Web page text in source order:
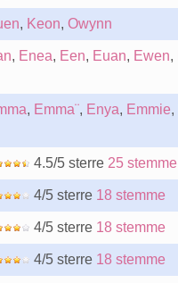
, Keon, Owynn
, Enea, Een, Euan, Ewen,
, Emma¨, Enya, Emmie,
4.5/5 sterre 25 stemme
4/5 sterre 18 stemme
4/5 sterre 18 stemme
4/5 sterre 18 stemme